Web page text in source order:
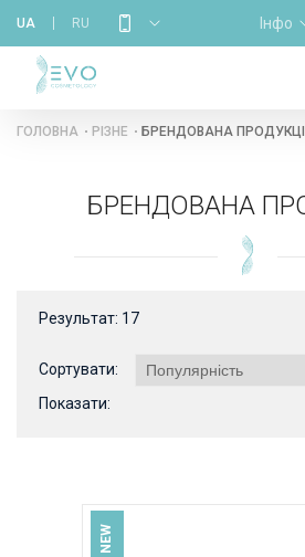
UA RU Інфо
ГОЛОВНА
НАС
МАГАЗИН
НАВЧАННЯ
ГОЛОВНА РІЗНЕ БРЕНДОВАНА
БРЕНДОВАНА
Результат: 17
Сортувати:
Показати:
NEW